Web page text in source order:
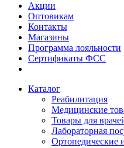
Акции
Оптовикам
Контакты
Магазины
Программа лояльности
Сертификаты ФСС
Каталог
Реабилитация
Медицинские
Товары для
Лабораторная
Ортопедические